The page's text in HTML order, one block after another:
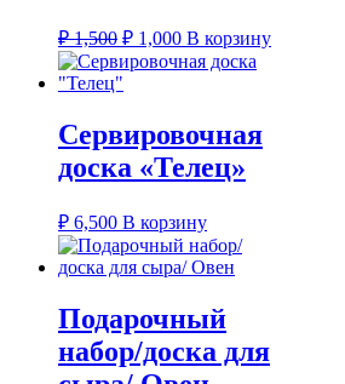
₽1,500 Первоначальная
цена
составляла
₽ 1,000Текущая
цена:
В корзину
Сервировочная
доска «Телец»
₽ 6,500 В корзину
Подарочный
набор/доска для